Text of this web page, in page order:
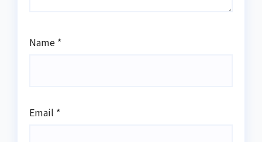
Name *
Email *